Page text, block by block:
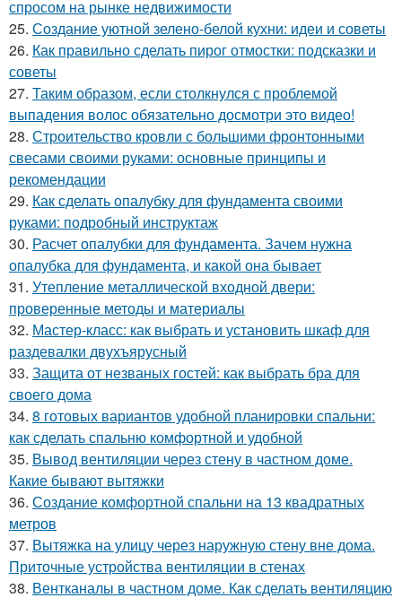
спросом на рынке недвижимости
25. Создание уютной зелено-белой кухни: идеи и советы
26. Как правильно сделать пирог отмостки: подсказки и
советы
27. Таким образом, если столкнулся с проблемой
выпадения волос обязательно досмотри это видео!
28. Строительство кровли с большими фронтонными
свесами своими руками: основные принципы и
рекомендации
29. Как сделать опалубку для фундамента своими
руками: подробный инструктаж
30. Расчет опалубки для фундамента. Зачем нужна
опалубка для фундамента, и какой она бывает
31. Утепление металлической входной двери:
проверенные методы и материалы
32. Мастер-класс: как выбрать и установить шкаф для
раздевалки двухъярусный
33. Защита от незваных гостей: как выбрать бра для
своего дома
34. 8 готовых вариантов удобной планировки спальни:
как сделать спальню комфортной и удобной
35. Вывод вентиляции через стену в частном доме.
Какие бывают вытяжки
36. Создание комфортной спальни на 13 квадратных
метров
37. Вытяжка на улицу через наружную стену вне дома.
Приточные устройства вентиляции в стенах
38. Вентканалы в частном доме. Как сделать вентиляцию